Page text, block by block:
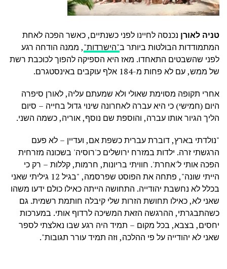
טניה לאורן נכנסה לחיינו לפני כשנתיים, כאשר הפכה לאחת
המתמודדות הבולטות ביותר ב"הישרדות", ממנה הודחה רגע
לפני שהשבטים התאחדו. מאז היא הספיקה להפוך לכוכבת רשת
של ממש, עם לא פחות מ-184 אלף עוקבים באינסטגרם.
אחרי תקופה מסוימת שאולי ולא שמעתם עליה, לאורן סיפרה
היום (חמישי) כי היא עברה לאחרונה שינוי גדול בחייה – סיום
הליך הגיור אותו עברה, והוספת שם נוסף, אוריה, כשמה השני.
"נולדתי בארץ, דוברת עברית כשפת אם, ועדיין – לא פעם
הרגשתי זרה. ילדות במזרח ירושלים כ'רוסיה' בשכונה מזרחית
הפכה אותי ל'אחרת'. חוויתי בריונות, חרמות, קללות – רק כי
הייתי שונה", פתחה את הפוסט שפרסמה, "בגיל 12 גיליתי שאני
בכלל לא נחשבת יהודייה. התחושה הייתה כאילו כולם ידעו משהו
שאני לא, כאילו תחושת הזרות שלי קיבלה חותמת רשמית. גם
כשהתבגרתי, ההרגשה הזאת המשיכה לרדוף אותי. במערכות
יחסים, בצבא, בכל מקום – תמיד היה רגע שבו נאלצתי לספר
שאני לא יהודייה על פי ההלכה, וזה תמיד עורר תגובות".